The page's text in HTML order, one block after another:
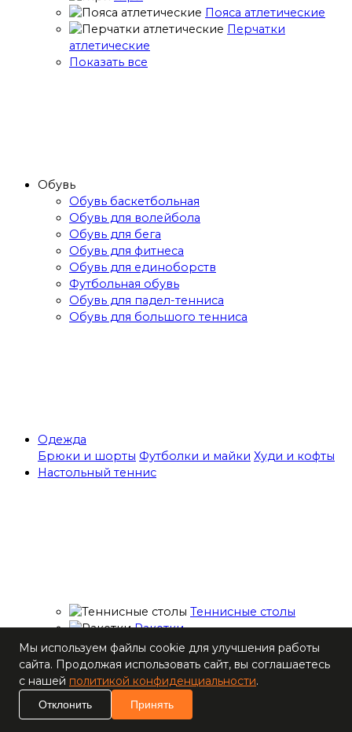
Пояса атлетические
Перчатки
атлетические
Показать все
Обувь
Обувь баскетбольная
Обувь для волейбола
Обувь для бега
Обувь для фитнеса
Обувь для единоборств
Футбольная обувь
Обувь для падел-тенниса
Обувь для большого тенниса
Одежда
Брюки и шорты Футболки и майки Худи и кофты
Настольный теннис
Теннисные столы
Ракетки
Накладки для
ракеток
Основания для
ракеток
Мячи
Мы используем файлы cookie для улучшения работы
сайта. Продолжая использовать сайт, вы соглашаетесь
с нашей политикой конфиденциальности.
Отклонить Принять